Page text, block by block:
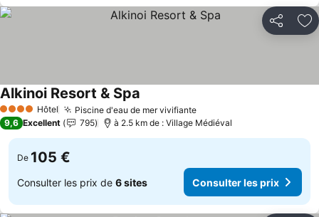
Partager
4 Étoiles Hôtel Piscine d'eau de mer vivifianteConsulter les prix
Alkinoi Resort & Spa
9,6 Excellent 795 à 2.5 km de : Village Médiéval
De 105 €
Consulter les prix de 6 sites Consulter les prix